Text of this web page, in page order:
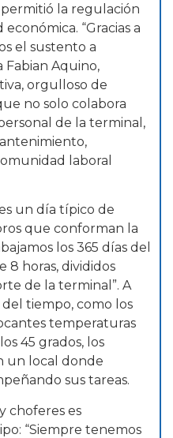
la regulación
“Gracias a
el sustento a
Fabian Aquino,
orgulloso de
no solo colabora
de la terminal,
laboral
un día típico de
que conforman la
los 365 días del
8 horas, divididos
de la terminal”. A
tiempo, como los
temperaturas
45 grados, los
un local donde
sus tareas.
choferes es
“Siempre tenemos